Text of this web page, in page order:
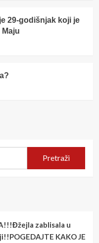
29-godišnjak koji je
Pretraži
zablisala u
KAKO JE